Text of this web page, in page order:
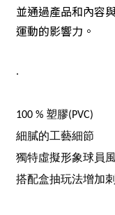
並通過產品和內容
運動的影響力。
.
100 % 塑膠(PVC)
細膩的工藝細節
獨特虛擬形象球員
搭配盒抽玩法增加